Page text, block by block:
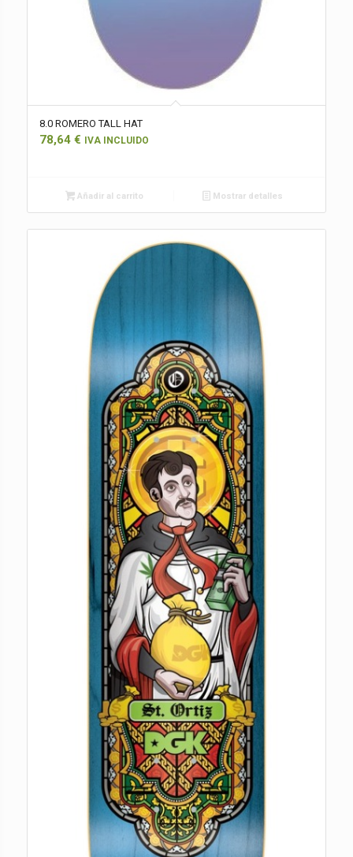
8.0 ROMERO TALL HAT
78,64 € IVA INCLUIDO
Añadir al carrito Mostrar detalles